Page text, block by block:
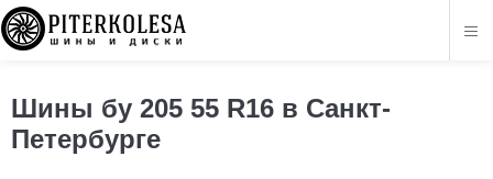
Шины бу 205 55 R16 в Санкт-
Петербурге